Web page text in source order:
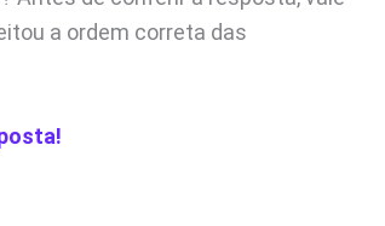
a ordem correta das